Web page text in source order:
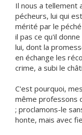
Il nous a tellement
pécheurs, lui qui
mérité par le
il pas ce qu'il
lui, dont la
en échange les
crime, a subi le
C'est pourquoi,
même professons
; proclamons-le
honte, mais avec